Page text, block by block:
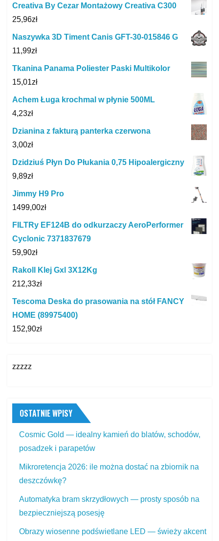
Creativa By Cezar Montażowy Creativa C300
25,96zł
Naszywka 3D Timent Canis GFT-30-015846 G
11,99zł
Tkanina Panama Poliester Paski Multikolor
15,01zł
Achem Ługa krochmal w płynie 500ML
4,23zł
Dzianina z fakturą panterka czerwona
3,00zł
Dzidziuś Płyn Do Płukania 0,75 Hipoalergiczny
9,89zł
Jimmy H9 Pro
1499,00zł
FILTRy EF124B do odkurzaczy AeroPerformer
Cyclonic 7371837679
59,90zł
Rakoll Klej Gxl 3X12Kg
212,33zł
Tescoma Deska do prasowania na stół FANCY
HOME (89975400)
152,90zł
zzzzz
OSTATNIE WPISY
Cosmic Gold — idealny kamień do blatów, schodów,
posadzek i parapetów
Mikroretencja 2026: ile można dostać na zbiornik na
deszczówkę?
Automatyka bram skrzydłowych — prosty sposób na
bezpieczniejszą posesję
Obrazy wiosenne podświetlane LED — świeży akcent